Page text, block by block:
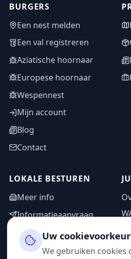
BURGERS
Een nest melden
Een val registreren
Aziatische hoornaar
Europese hoornaar
Wespennest
Mijn account
Blog
Contact
LOKALE BESTUREN
Meer info
Informatieaanvraag
Adminzone
Uw
We gebruiken cookies